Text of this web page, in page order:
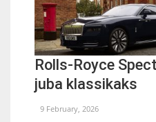
Rolls-Royce
juba klassikaks
9 February, 2026